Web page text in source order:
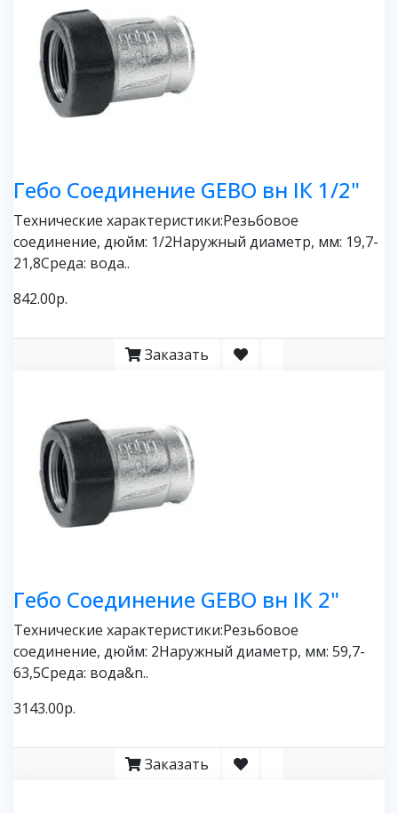
Гебо Соединение GEBO вн IК 1/2"
Технические характеристики:Резьбовое
соединение, дюйм: 1/2Наружный диаметр, мм: 19,7-
21,8Среда: вода..
842.00р.
Заказать
Гебо Соединение GEBO вн IК 2"
Технические характеристики:Резьбовое
соединение, дюйм: 2Наружный диаметр, мм: 59,7-
63,5Среда: вода&n..
3143.00р.
Заказать